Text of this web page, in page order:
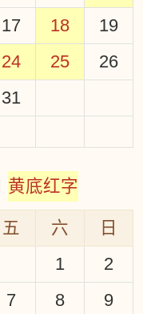
17 18
19
24 25
26
31
黄底红字
五 六
日
1
2
7 8
9